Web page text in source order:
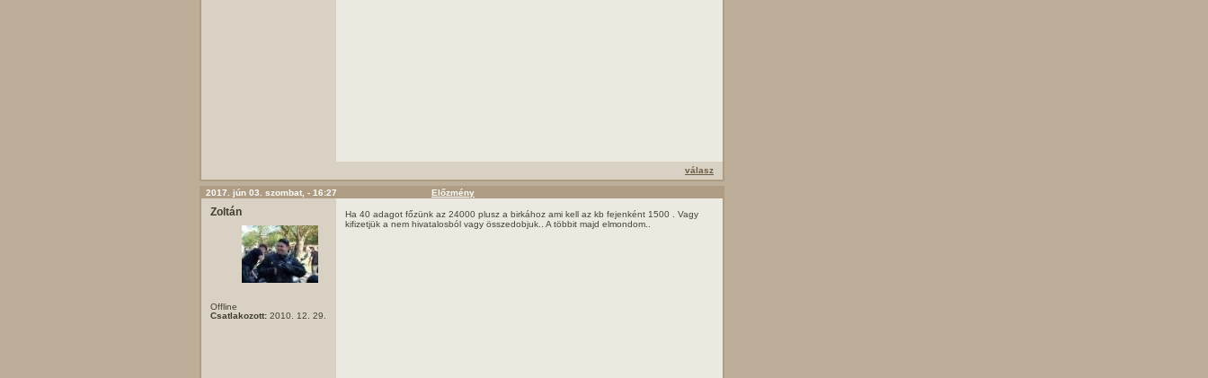
válasz
2017. jún 03. szombat, - 16:27 Előzmény
Zoltán
Offline
Csatlakozott: 2010. 12. 29.
Ha 40 adagot főzünk az 24000 plusz a birkához ami kell az kb fejenként 1500 . Vagy
kifizetjük a nem hivatalosból vagy összedobjuk.. A többit majd elmondom..